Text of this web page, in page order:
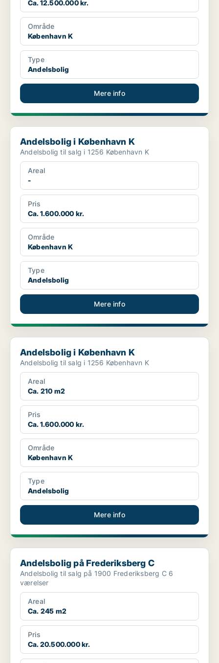
Ca. 12.500.000 kr.
Område
København K
Type
Andelsbolig
Mere info
Andelsbolig i København K
Andelsbolig i København K
Andelsbolig til salg i 1256 København K
Areal
-
Pris
Ca. 1.600.000 kr.
Område
København K
Type
Andelsbolig
Mere info
Andelsbolig i København K
Andelsbolig i København K
Andelsbolig til salg i 1256 København K
Areal
Ca. 210 m2
Pris
Ca. 1.600.000 kr.
Område
København K
Type
Andelsbolig
Mere info
Andelsbolig på Frederiksberg C
Andelsbolig på Frederiksberg C
Andelsbolig til salg på 1900 Frederiksberg C 6
værelser
Areal
Ca. 245 m2
Pris
Ca. 20.500.000 kr.